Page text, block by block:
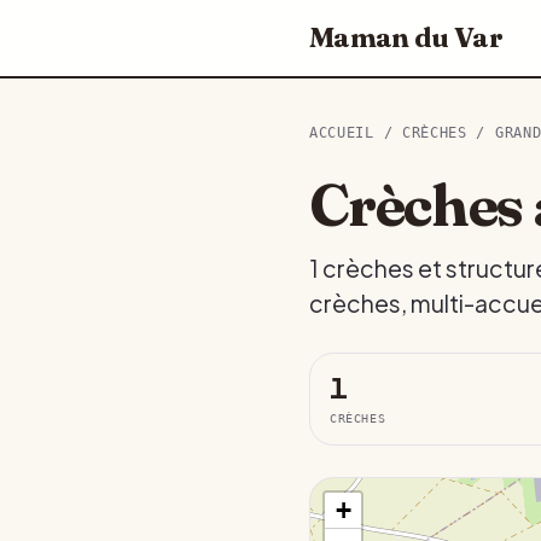
Maman du Var
ACCUEIL / CRÈCHES /
1 crèches et
crèches, multi-
1
CRÈCHES
+